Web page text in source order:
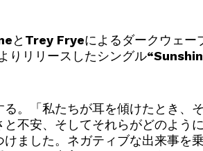
と Trey Fryeによるダークウェー
りリリースしたシングル
。「私たちが耳を傾けたとき、
不安、そしてそれらがどのよう
ました。ネガティブな出来事を